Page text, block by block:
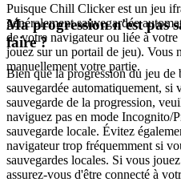
Puisque Chill Clicker est un jeu
généralement sauvegardée
de votre navigateur ou liée à
jouez sur un portail de jeu). Vous
manuellement votre partie.
Ma progression n'est pas
faire ?
Bien que la progression du jeu de
sauvegardée automatiquement, si
sauvegarde de la progression,
naviguez pas en mode Incognito/
sauvegarde locale. Évitez
navigateur trop fréquemment si
sauvegardes locales. Si vous
assurez-vous d'être connecté à